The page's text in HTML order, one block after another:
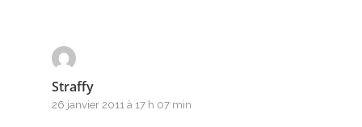
Straffy
26 janvier 2011 à 17 h 07 min